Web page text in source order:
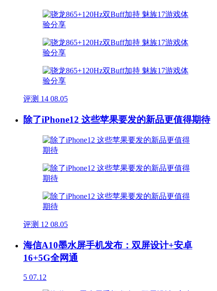
评测 14 08.05
除了iPhone12 这些苹果要发的新品更值得期待
评测 12 08.05
海信A10墨水屏手机发布：双屏设计+安卓
16+5G全网通
5 07.12